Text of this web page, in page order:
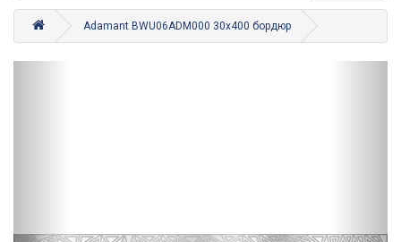
Adamant BWU06ADM000 30x400 бордюр